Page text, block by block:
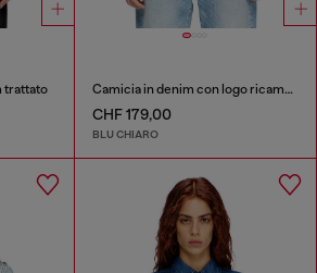
trattato Camicia in denim con logo ricamato
CHF 179,00
BLU CHIARO